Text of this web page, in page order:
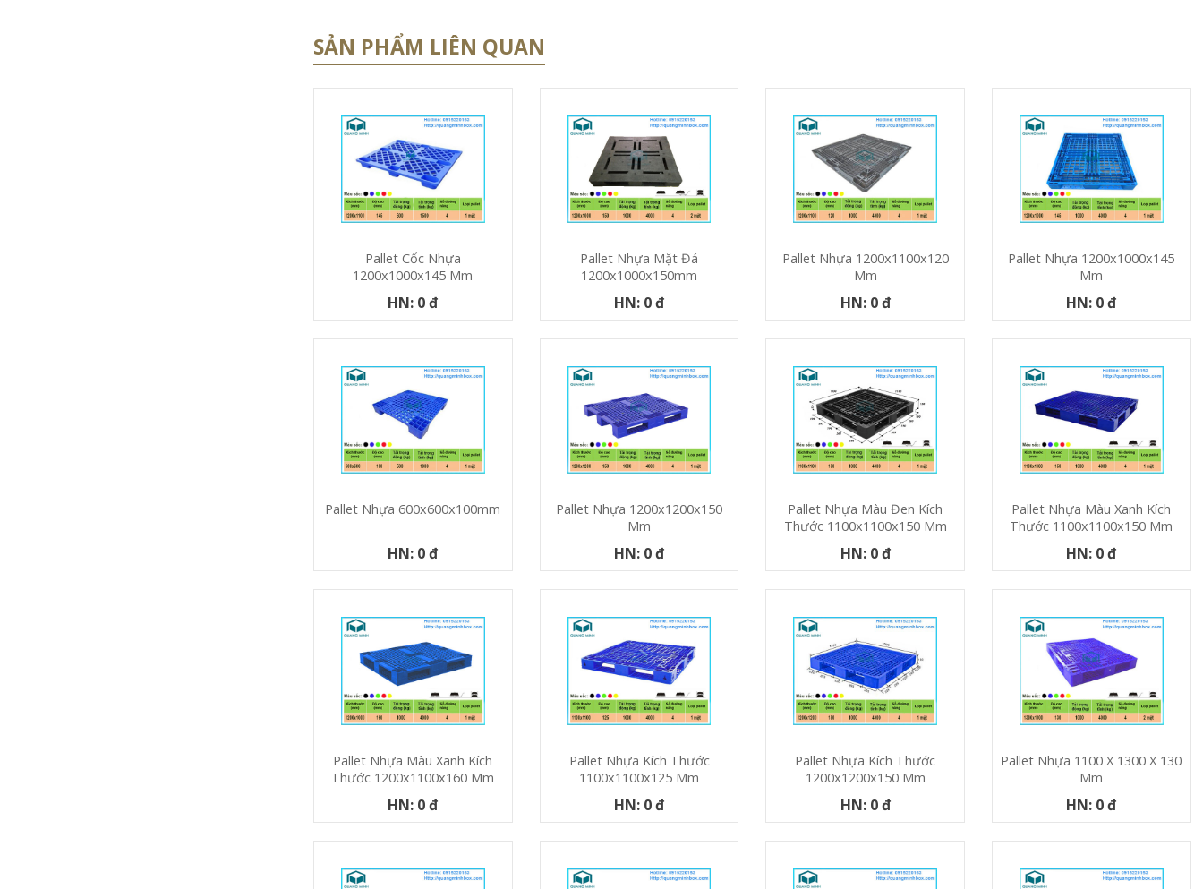
SẢN PHẨM LIÊN QUAN
Pallet Cốc Nhựa
1200x1000x145 Mm
HN: 0 đ
Pallet Nhựa Mặt Đá
1200x1000x150mm
HN: 0 đ
Pallet Nhựa 1200x1100x120
Mm
HN: 0 đ
Pallet Nhựa 1200x1000x145
Mm
HN: 0 đ
Pallet Nhựa 600x600x100mm
HN: 0 đ
Pallet Nhựa 1200x1200x150
Mm
HN: 0 đ
Pallet Nhựa Màu Đen Kích
Thước 1100x1100x150 Mm
HN: 0 đ
Pallet Nhựa Màu Xanh Kích
Thước 1100x1100x150 Mm
HN: 0 đ
Pallet Nhựa Màu Xanh Kích
Thước 1200x1100x160 Mm
HN: 0 đ
Pallet Nhựa Kích Thước
1100x1100x125 Mm
HN: 0 đ
Pallet Nhựa Kích Thước
1200x1200x150 Mm
HN: 0 đ
Pallet Nhựa 1100 X 1300 X 130
Mm
HN: 0 đ